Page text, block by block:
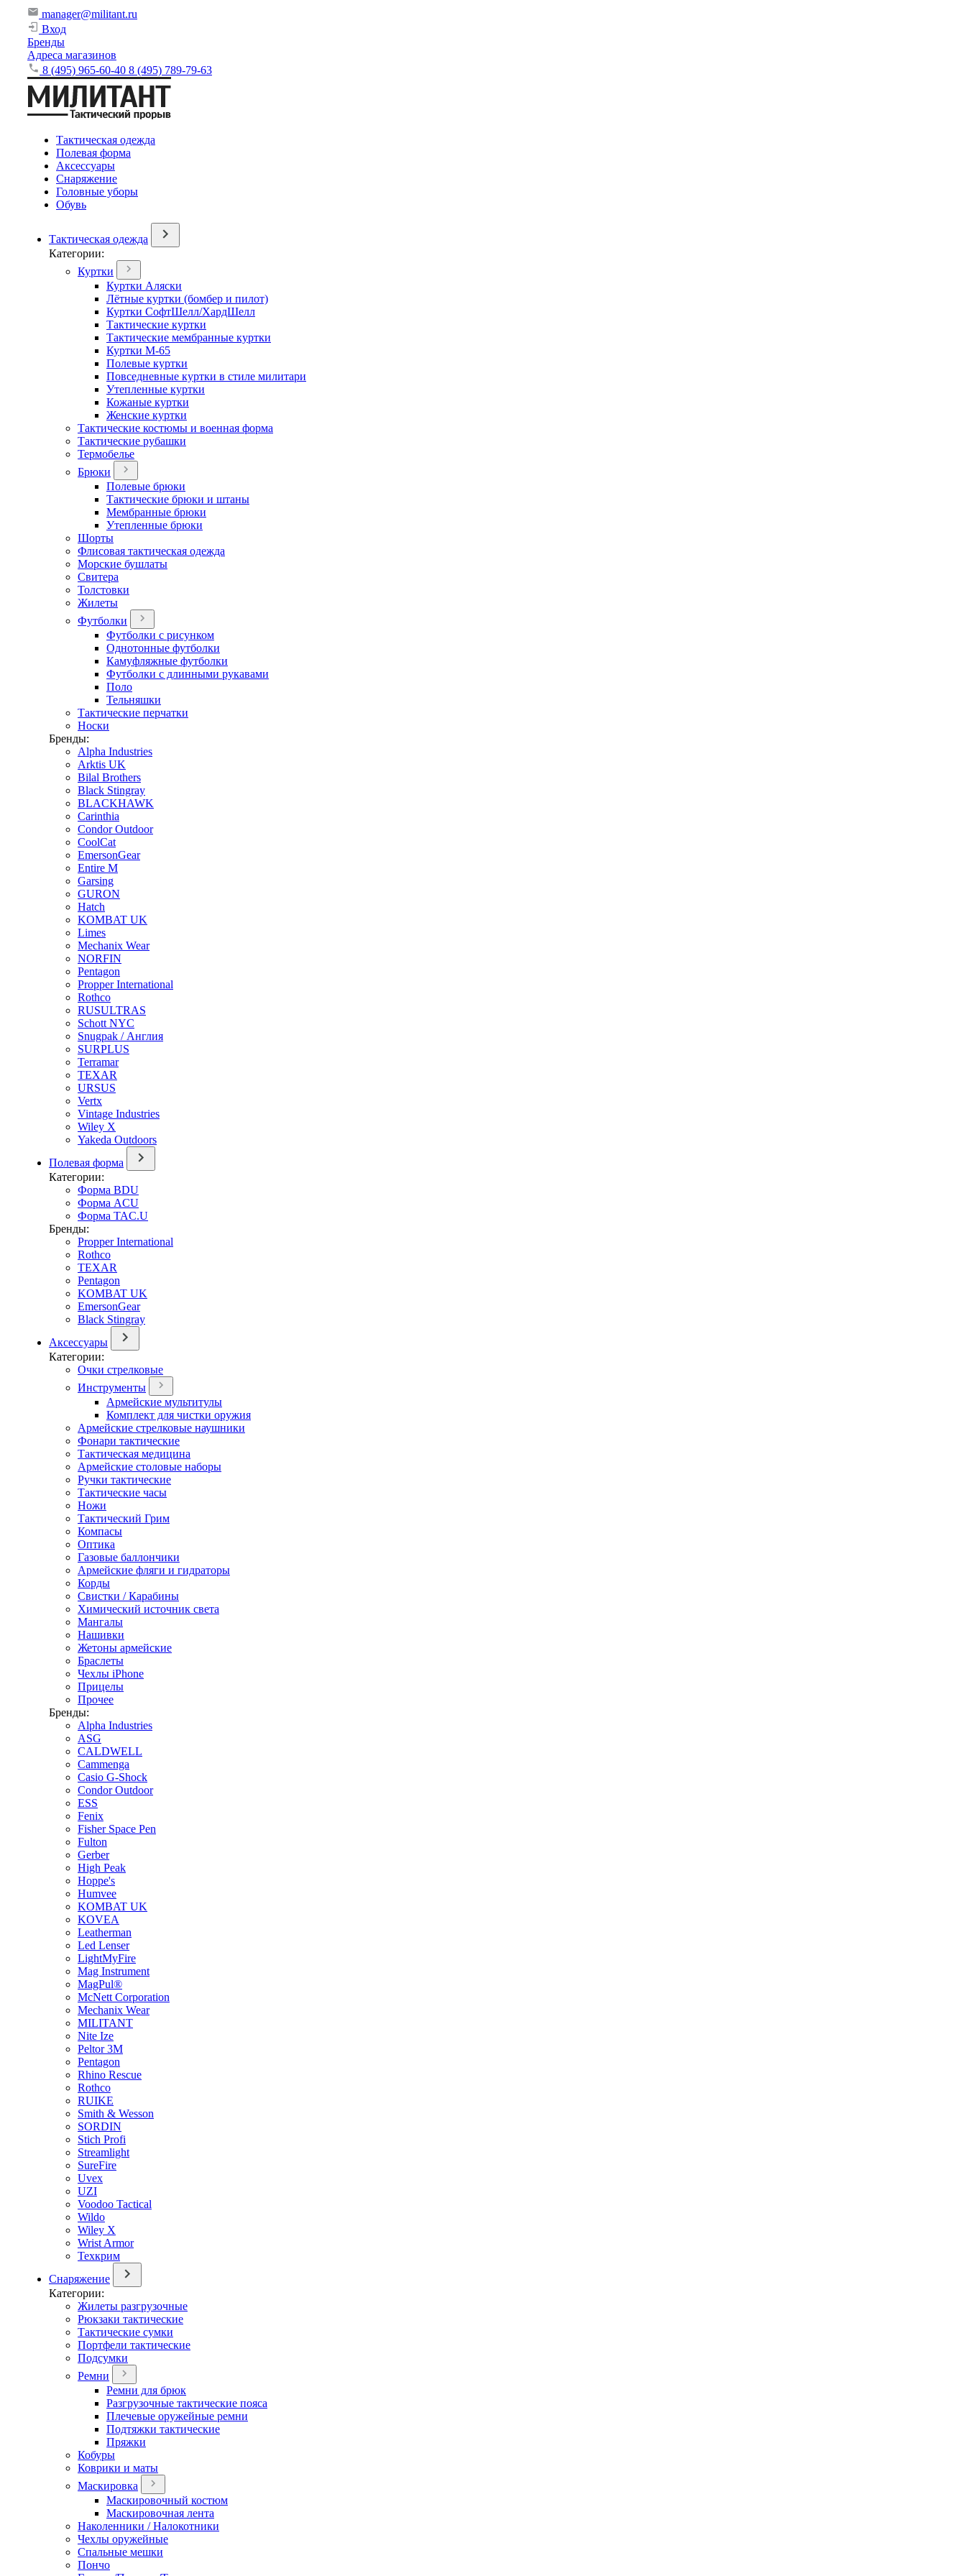
manager@militant.ru
Вход
Бренды
Адреса магазинов
8 (495) 965-60-40 8 (495) 789-79-63
Тактическая одежда
Полевая форма
Аксессуары
Снаряжение
Головные уборы
Обувь
Тактическая одежда
Категории:
Куртки
Куртки Аляски
Лётные куртки (бомбер и пилот)
Куртки СофтШелл/ХардШелл
Тактические куртки
Тактические мембранные куртки
Куртки М-65
Полевые куртки
Повседневные куртки в стиле милитари
Утепленные куртки
Кожаные куртки
Женские куртки
Тактические костюмы и военная форма
Тактические рубашки
Термобелье
Брюки
Полевые брюки
Тактические брюки и штаны
Мембранные брюки
Утепленные брюки
Шорты
Флисовая тактическая одежда
Морские бушлаты
Свитера
Толстовки
Жилеты
Футболки
Футболки с рисунком
Однотонные футболки
Камуфляжные футболки
Футболки с длинными рукавами
Поло
Тельняшки
Тактические перчатки
Носки
Бренды:
Alpha Industries
Arktis UK
Bilal Brothers
Black Stingray
BLACKHAWK
Carinthia
Condor Outdoor
CoolCat
EmersonGear
Entire M
Garsing
GURON
Hatch
KOMBAT UK
Limes
Mechanix Wear
NORFIN
Pentagon
Propper International
Rothco
RUSULTRAS
Schott NYC
Snugpak / Англия
SURPLUS
Terramar
TEXAR
URSUS
Vertx
Vintage Industries
Wiley X
Yakeda Outdoors
Полевая форма
Категории:
Форма BDU
Форма ACU
Форма TAC.U
Бренды:
Propper International
Rothco
TEXAR
Pentagon
KOMBAT UK
EmersonGear
Black Stingray
Аксессуары
Категории:
Очки стрелковые
Инструменты
Армейские мультитулы
Комплект для чистки оружия
Армейские стрелковые наушники
Фонари тактические
Тактическая медицина
Армейские столовые наборы
Ручки тактические
Тактические часы
Ножи
Тактический Грим
Компасы
Оптика
Газовые баллончики
Армейские фляги и гидраторы
Корды
Свистки / Карабины
Химический источник света
Мангалы
Нашивки
Жетоны армейские
Браслеты
Чехлы iPhone
Прицелы
Прочее
Бренды:
Alpha Industries
ASG
CALDWELL
Cammenga
Casio G-Shock
Condor Outdoor
ESS
Fenix
Fisher Space Pen
Fulton
Gerber
High Peak
Hoppe's
Humvee
KOMBAT UK
KOVEA
Leatherman
Led Lenser
LightMyFire
Mag Instrument
MagPul®
McNett Corporation
Mechanix Wear
MILITANT
Nite Ize
Peltor 3M
Pentagon
Rhino Rescue
Rothco
RUIKE
Smith & Wesson
SORDIN
Stich Profi
Streamlight
SureFire
Uvex
UZI
Voodoo Tactical
Wildo
Wiley X
Wrist Armor
Техкрим
Снаряжение
Категории:
Жилеты разгрузочные
Рюкзаки тактические
Тактические сумки
Портфели тактические
Подсумки
Ремни
Ремни для брюк
Разгрузочные тактические пояса
Плечевые оружейные ремни
Подтяжки тактические
Пряжки
Кобуры
Коврики и маты
Маскировка
Маскировочный костюм
Маскировочная лента
Наколенники / Налокотники
Чехлы оружейные
Спальные мешки
Пончо